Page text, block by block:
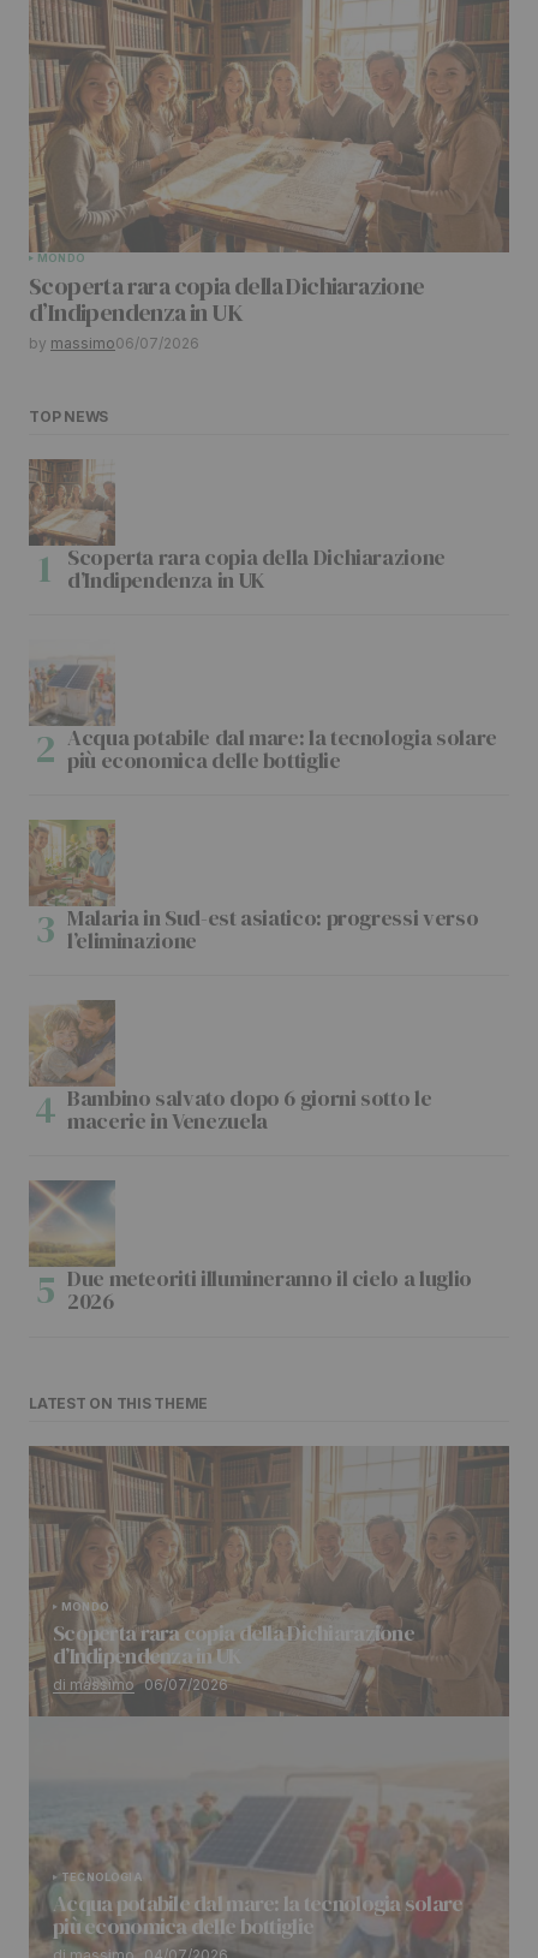
MONDO
Scoperta rara copia della Dichiarazione
d’Indipendenza in UK
by massimo06/07/2026
TOP NEWS
Scoperta rara copia della Dichiarazione
d’Indipendenza in UK
Acqua potabile dal mare: la tecnologia solare
più economica delle bottiglie
Malaria in Sud-est asiatico: progressi verso
l’eliminazione
Bambino salvato dopo 6 giorni sotto le
macerie in Venezuela
Due meteoriti illumineranno il cielo a luglio
2026
LATEST ON THIS THEME
MONDO
Scoperta rara copia della Dichiarazione
d’Indipendenza in UK
di massimo 06/07/2026
TECNOLOGIA
Acqua potabile dal mare: la tecnologia solare
più economica delle bottiglie